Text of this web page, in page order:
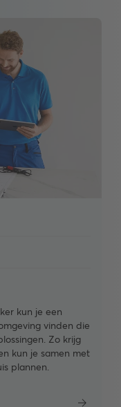
kun je een
vinden die
Zo krijg
kun je samen met
plannen.